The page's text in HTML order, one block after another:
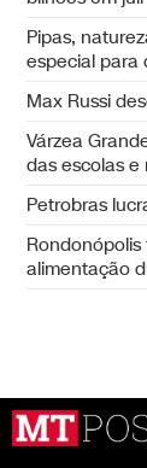
Pipas,
especial para
Max Russi
Várzea
das escolas
Petrobras
alimentação